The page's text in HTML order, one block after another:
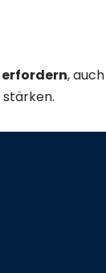
erfordern,
stärken.